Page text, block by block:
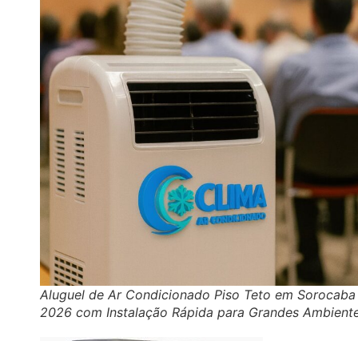
Aluguel de Ar Condicionado Piso Teto em Sorocaba
2026 com Instalação Rápida para Grandes